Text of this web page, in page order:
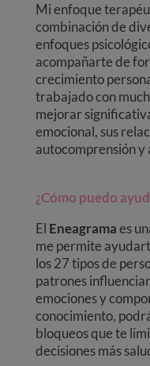
Mi enfoque
combinación de
enfoques
acompañarte de
crecimiento
trabajado con
mejorar
emocional, sus
autocomprensión y
¿Cómo puedo
El Eneagramaes
me permite
los 27 tipos de
patrones
emociones y
conocimiento,
bloqueos que te
decisiones más